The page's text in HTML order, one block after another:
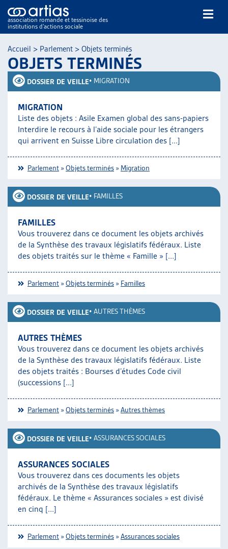
association romande et tessinoise des
institutions d’actions sociale
NOS PUBLICATIONS
ARTICLES
VEILLE
THÉMATIQUES
GUIDE SOCIAL ROMAND
AUTRES
ARTIAS
L’ASSOCIATION
PROJETS ET ACTIVITÉS
Accueil > Parlement > Objets terminés
OBJETS TERMINÉS
DOSSIER DE VEILLE• MIGRATION
MIGRATION
Liste des objets : Asile Examen global des sans-papiers
Interdire le recours à l’aide sociale pour les étrangers
qui arrivent en Suisse Libre circulation des [...]
Parlement »Objets terminés » Migration
DOSSIER DE VEILLE• FAMILLES
FAMILLES
Vous trouverez dans ce document les objets archivés
de la Synthèse des travaux législatifs fédéraux. Liste
des objets traités sur le thème « Famille » [...]
Parlement »Objets terminés » Familles
DOSSIER DE VEILLE• AUTRES THÈMES
AUTRES THÈMES
Vous trouverez dans ce document les objets archivés
de la Synthèse des travaux législatifs fédéraux. Liste
des objets traités : Bourses d’études Code civil
(successions [...]
Parlement »Objets terminés »Autres thèmes
DOSSIER DE VEILLE• ASSURANCES SOCIALES
ASSURANCES SOCIALES
Vous trouverez dans ces documents les objets
archivés de la Synthèse des travaux législatifs
fédéraux. Le thème « Assurances sociales » est divisé
en cinq [...]
Parlement »Objets terminés »Assurances sociales